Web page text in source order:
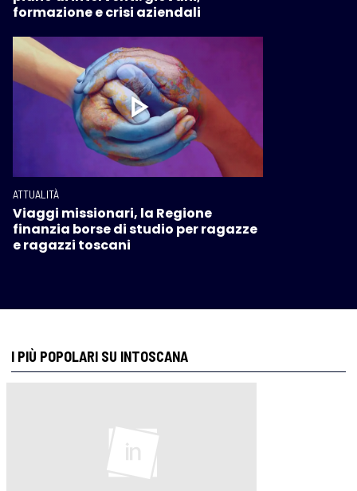
formazione e crisi aziendali
ATTUALITÀ
Viaggi missionari, la Regione
finanzia borse di studio per ragazze
e ragazzi toscani
I PIÙ POPOLARI SU INTOSCANA